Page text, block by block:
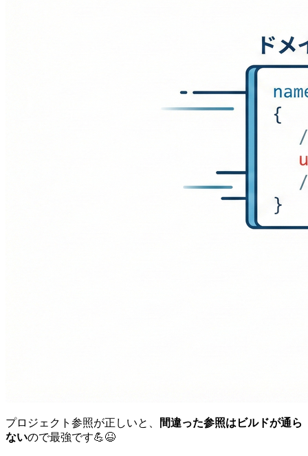
プロジェクト参照が正しいと、
間違った参照はビルドが通ら
ないので最強です💪😆